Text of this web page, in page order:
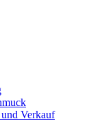
Verkauf